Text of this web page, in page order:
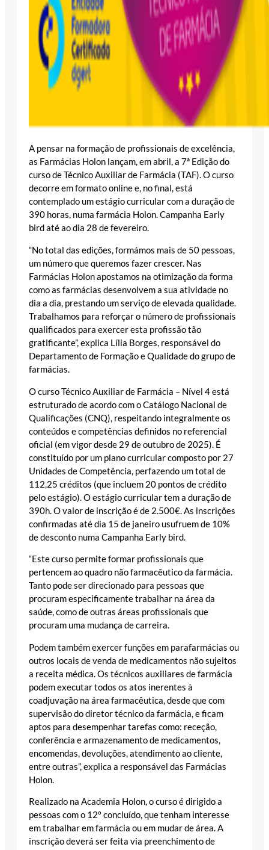
A pensar na formação de profissionais de excelência,
as Farmácias Holon lançam, em abril, a 7ª Edição do
curso de Técnico Auxiliar de Farmácia (TAF). O curso
decorre em formato online e, no final, está
contemplado um estágio curricular com a duração de
390 horas, numa farmácia Holon. Campanha Early
bird até ao dia 28 de fevereiro.
“No total das edições, formámos mais de 50 pessoas,
um número que queremos fazer crescer. Nas
Farmácias Holon apostamos na otimização da forma
como as farmácias desenvolvem a sua atividade no
dia a dia, prestando um serviço de elevada qualidade.
Trabalhamos para reforçar o número de profissionais
qualificados para exercer esta profissão tão
gratificante”, explica Lília Borges, responsável do
Departamento de Formação e Qualidade do grupo de
farmácias.
O curso Técnico Auxiliar de Farmácia – Nível 4 está
estruturado de acordo com o Catálogo Nacional de
Qualificações (CNQ), respeitando integralmente os
conteúdos e competências definidos no referencial
oficial (em vigor desde 29 de outubro de 2025). É
constituído por um plano curricular composto por 27
Unidades de Competência, perfazendo um total de
112,25 créditos (que incluem 20 pontos de crédito
pelo estágio). O estágio curricular tem a duração de
390h. O valor de inscrição é de 2.500€. As inscrições
confirmadas até dia 15 de janeiro usufruem de 10%
de desconto numa Campanha Early bird.
“Este curso permite formar profissionais que
pertencem ao quadro não farmacêutico da farmácia.
Tanto pode ser direcionado para pessoas que
procuram especificamente trabalhar na área da
saúde, como de outras áreas profissionais que
procuram uma mudança de carreira.
Podem também exercer funções em parafarmácias ou
outros locais de venda de medicamentos não sujeitos
a receita médica. Os técnicos auxiliares de farmácia
podem executar todos os atos inerentes à
coadjuvação na área farmacêutica, desde que com
supervisão do diretor técnico da farmácia, e ficam
aptos para desempenhar tarefas como: receção,
conferência e armazenamento de medicamentos,
encomendas, devoluções, atendimento ao cliente,
entre outras”, explica a responsável das Farmácias
Holon.
Realizado na Academia Holon, o curso é dirigido a
pessoas com o 12º concluído, que tenham interesse
em trabalhar em farmácia ou em mudar de área. A
inscrição deverá ser feita via preenchimento de